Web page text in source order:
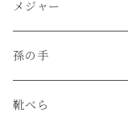
レザークラフト材料
メジャー
孫の手
靴べら